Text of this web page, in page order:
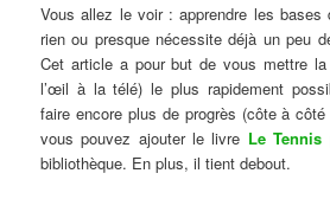
Vous allez le voir : apprendre les bases
rien ou presque nécessite déjà un peu
Cet article a pour but de vous mettre
l’œil à la télé) le plus rapidement
faire encore plus de progrès (côte à côté
vous pouvez ajouter le livre Le
bibliothèque. En plus, il tient debout.